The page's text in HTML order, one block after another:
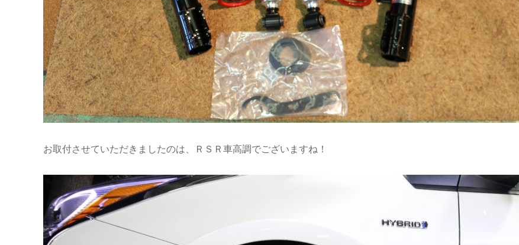
お取付させていただきましたのは、ＲＳＲ車高調でございますね！